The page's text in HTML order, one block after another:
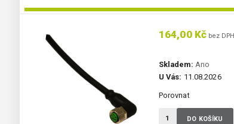
164,00 Kč bez DPH
Skladem: Ano
U Vás: 11.08.2026
Porovnat
DO KOŠÍKU